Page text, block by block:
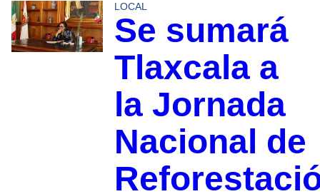
LOCAL
Se sumará
Tlaxcala a
la Jornada
Nacional de